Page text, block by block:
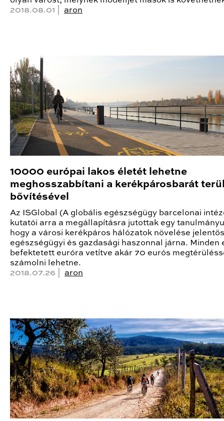
2018.08.01 | aron
10000 európai lakos életét lehetne
meghosszabbítani a kerékpárosbarát
bővítésével
Az ISGlobal (A globális egészségügy barcelonai
kutatói arra a megállapításra jutottak egy
hogy a városi kerékpáros hálózatok növelése jelentős
egészségügyi és gazdasági haszonnal járna. Minden
befektetett euróra vetítve akár 70 eurós
számolni lehetne.
2018.07.26 | aron